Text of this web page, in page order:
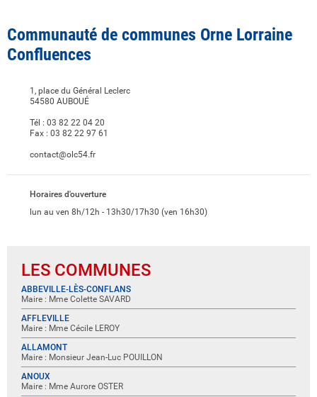
Communauté de communes Orne Lorraine
Confluences
1, place du Général Leclerc
54580 AUBOUÉ
Tél : 03 82 22 04 20
Fax : 03 82 22 97 61
contact@olc54.fr
Horaires d'ouverture
lun au ven 8h/12h - 13h30/17h30 (ven 16h30)
LES COMMUNES
ABBEVILLE-LÈS-CONFLANS
Maire : Mme Colette SAVARD
AFFLEVILLE
Maire : Mme Cécile LEROY
ALLAMONT
Maire : Monsieur Jean-Luc POUILLON
ANOUX
Maire : Mme Aurore OSTER